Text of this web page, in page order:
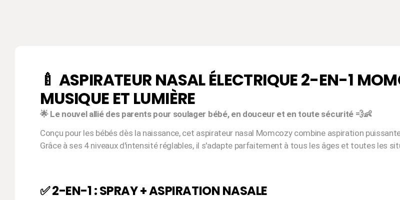
🍼 ASPIRATEUR NASAL ÉLECTRIQUE 2-EN-1
MUSIQUE ET LUMIÈRE
🌟 Le nouvel allié des parents pour soulager bébé, en douceur et en toute sécurité 💨👶
Conçu pour les bébés dès la naissance, cet aspirateur nasal Momcozy combine aspiration
Grâce à ses 4 niveaux d'intensité réglables, il s'adapte parfaitement à tous les âges et toutes les
✅ 2-EN-1 : SPRAY + ASPIRATION NASALE